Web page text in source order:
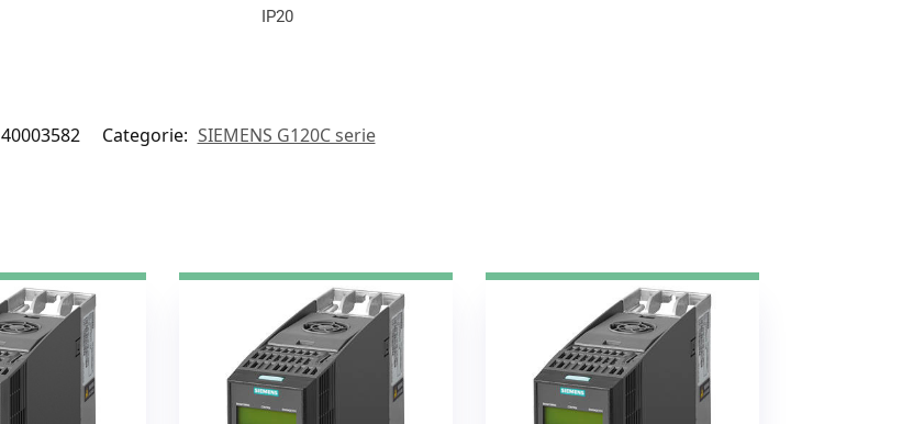
IP20
40003582 Categorie: SIEMENS G120C serie